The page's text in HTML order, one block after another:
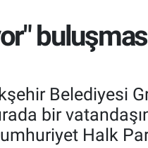
Belediyesi
bir
Halk